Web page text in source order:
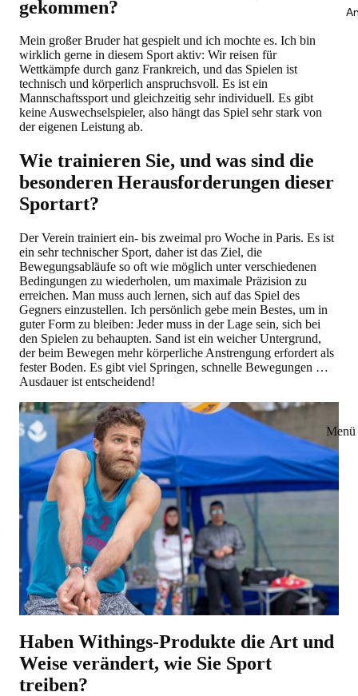
Menü
gekommen?
Mein großer Bruder hat gespielt und ich mochte es. Ich bin
wirklich gerne in diesem Sport aktiv: Wir reisen für
Wettkämpfe durch ganz Frankreich, und das Spielen ist
technisch und körperlich anspruchsvoll. Es ist ein
Mannschaftssport und gleichzeitig sehr individuell. Es gibt
keine Auswechselspieler, also hängt das Spiel sehr stark von
der eigenen Leistung ab.
Wie trainieren Sie, und was sind die
besonderen Herausforderungen dieser
Sportart?
Der Verein trainiert ein- bis zweimal pro Woche in Paris. Es ist
ein sehr technischer Sport, daher ist das Ziel, die
Bewegungsabläufe so oft wie möglich unter verschiedenen
Bedingungen zu wiederholen, um maximale Präzision zu
erreichen. Man muss auch lernen, sich auf das Spiel des
Gegners einzustellen. Ich persönlich gebe mein Bestes, um in
guter Form zu bleiben: Jeder muss in der Lage sein, sich bei
den Spielen zu behaupten. Sand ist ein weicher Untergrund,
der beim Bewegen mehr körperliche Anstrengung erfordert als
fester Boden. Es gibt viel Springen, schnelle Bewegungen …
Ausdauer ist entscheidend!
Haben Withings-Produkte die Art und
Weise verändert, wie Sie Sport
treiben?